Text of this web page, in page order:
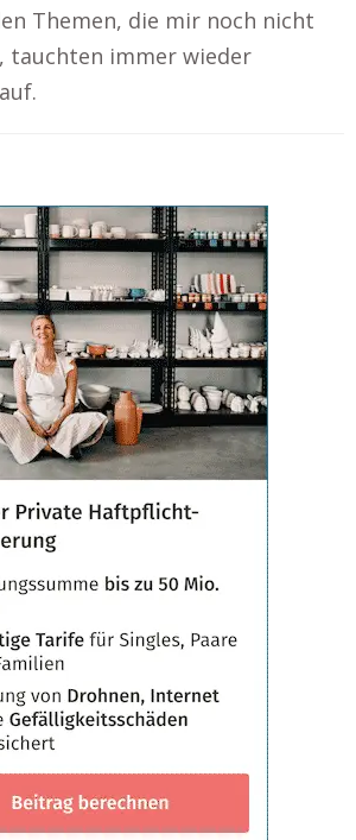
Themen, die mir noch nicht
tauchten immer wieder